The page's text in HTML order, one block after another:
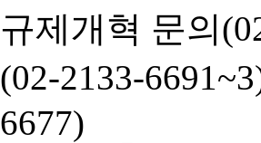
규제개혁 문의
(02-2133-
6677)